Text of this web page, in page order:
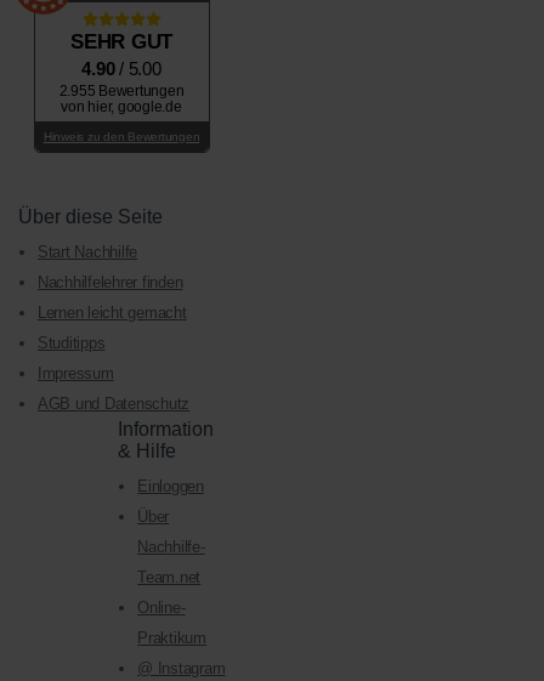
SEHR GUT
4.90/ 5.00
2.955 Bewertungen
von hier, google.de
Hinweis zu den Bewertungen
Über diese Seite
Start Nachhilfe
Nachhilfelehrer finden
Lernen leicht gemacht
Studitipps
Impressum
AGB und Datenschutz
Information
& Hilfe
Einloggen
Über
Nachhilfe-
Team.net
Online-
Praktikum
@ Instagram